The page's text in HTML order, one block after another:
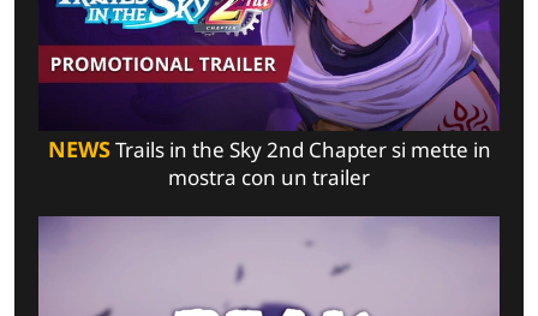
NEWSTrails in the Sky 2nd Chapter si mette in
mostra con un trailer